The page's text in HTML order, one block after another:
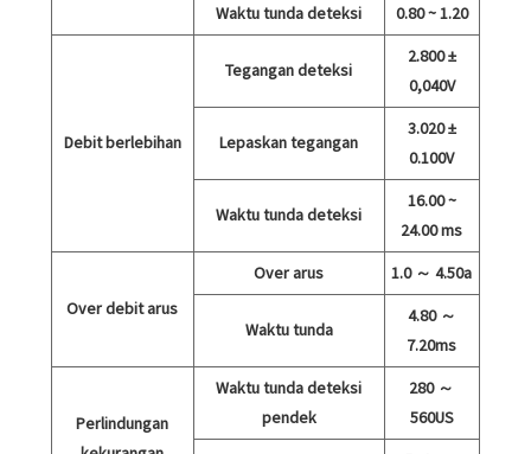
Waktu tunda deteksi
0.80 ~ 1.20
Debit berlebihan
Tegangan deteksi
2.800 ±
0,040V
Lepaskan tegangan
3.020 ±
0.100V
Waktu tunda deteksi
16.00 ~
24.00 ms
Over debit arus
Over arus 1.0 ～ 4.50a
Waktu tunda
4.80 ～
7.20ms
Perlindungan
Waktu tunda deteksi
pendek
280 ～
560US